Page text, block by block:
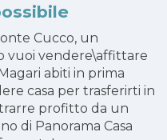
Cucco, un
vuoi vendere\affittare
abiti in prima
casa per trasferirti in
profitto da un
di Panorama Casa